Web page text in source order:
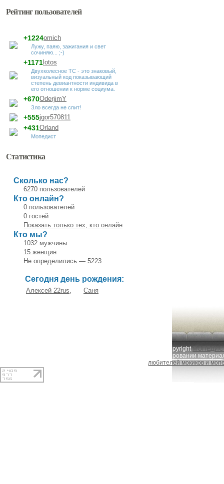
Рейтинг пользователей
omich
+1224
Лужу, паяю, зажигания и свет
сочиняю... ;-)
lotos
+1171
Двухколесное ТС - это знаковый,
визуальный код показывающий
степень девиантности индивида в
его отношении к норме социума.
OderjimY
+670
Зло всегда не спит!
jgor570811
+555
Orland
+431
Мопедист
Статистика
Сколько нас?
6270 пользователей
Кто онлайн?
0 пользователей
0 гостей
Показать только тех, кто онлайн
Кто мы?
1032 мужчины
15 женщин
Не определились — 5223
Сегодня день рождения:
Алексей 22rus, Саня
Copyright
При копировании
любителей мокиков и